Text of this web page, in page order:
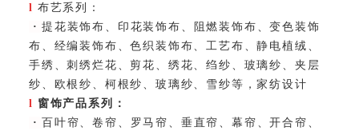
l 布艺系列：
· 提花装饰布、印花装饰布、阻燃装饰布、变色装饰
布、经编装饰布、色织装饰布、工艺布、静电植绒、
手绣、刺绣烂花、剪花、绣花、绉纱、玻璃纱、夹层
纱、欧根纱、柯根纱、玻璃纱、雪纱等，家纺设计
l 窗饰产品系列：
· 百叶帘、卷帘、罗马帘、垂直帘、幕帘、开合帘、